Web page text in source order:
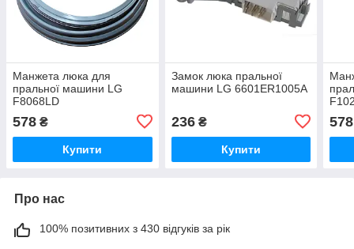
Манжета люка для
пральної машини LG
F8068LD
578 ₴
Купити
Замок люка пральної
машини LG 6601ER1005A
236₴
Купити
578
Про нас
100% позитивних з 430 відгуків за рік